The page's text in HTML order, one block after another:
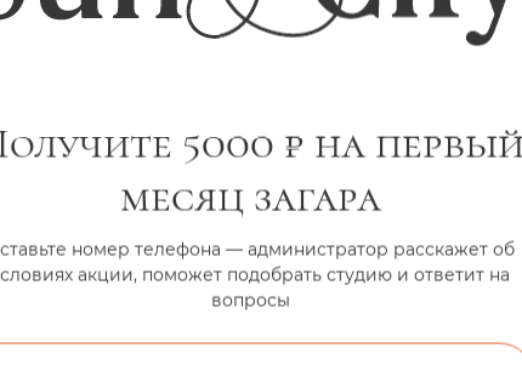
и забота о
загар был ровным и безопасным:
после сеанса;
очки и шапочки;
и уходу.
5000 ₽ на
месяц загара
номер телефона — администратор расскажет об
акции, поможет подобрать студию и ответит на
вопросы